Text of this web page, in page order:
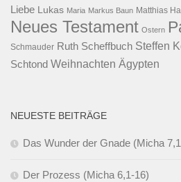
Liebe Lukas Maria Markus Baun Matthias
Neues Testament Ostern
Schmauder Ruth Scheffbuch Steffen
Schtond Weihnachten Ägypten
NEUESTE BEITRÄGE
Das Wunder der Gnade (Micha
Der Prozess (Micha 6,1-16)